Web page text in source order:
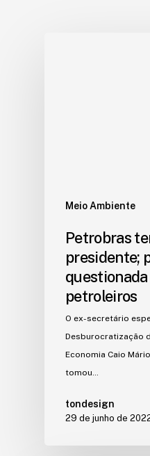
Meio Ambiente
Petrobras
presidente;
petroleiros
O ex-secretário
Desburocratização
Economia Caio
tomou…
tondesign
29 de junho de